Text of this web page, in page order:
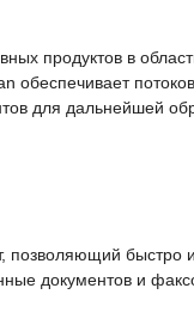
продуктов в
обеспечивает
для дальнейшей
позволяющий быстро
документов и